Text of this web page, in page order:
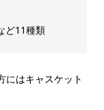
ど11種類
にはキャスケット